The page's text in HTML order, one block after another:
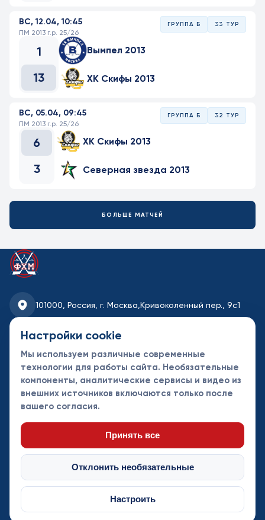
ВС, 12.04, 10:45
ПМ 2013 г.р. 25/26
ГРУППА Б 33 ТУР
1
13
Вымпел 2013
ХК Скифы 2013
ВС, 05.04, 09:45
ПМ 2013 г.р. 25/26
ГРУППА Б 32 ТУР
6
3
ХК Скифы 2013
Северная звезда 2013
БОЛЬШЕ МАТЧЕЙ
101000, Россия, г. Москва, Кривоколенный пер., 9с1
fhmoscow@mail.ru
8-495-621-35-95
Новости
Турниры
Контакты
партнеры
© Федерация хоккея Москвы 2013 - 2026. Все права защищены
Настройки cookie
Мы используем различные современные
технологии для работы сайта. Необязательные
компоненты, аналитические сервисы и видео из
внешних источников включаются только после
вашего согласия.
Принять все
Отклонить необязательные
Настроить